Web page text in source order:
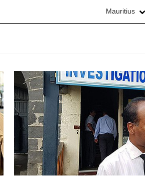
Mauritius